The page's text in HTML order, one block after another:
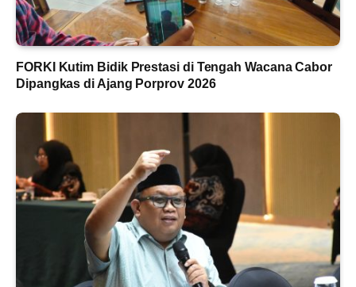
FORKI Kutim Bidik Prestasi di Tengah Wacana Cabor
Dipangkas di Ajang Porprov 2026